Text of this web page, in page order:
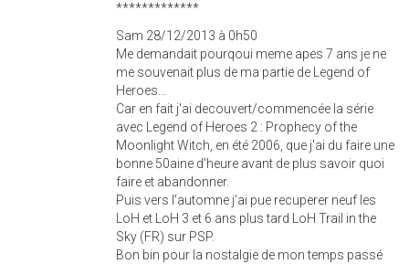
*************
Sam 28/12/2013 à 0h50
Me demandait pourqoui meme apes 7 ans je ne
me souvenait plus de ma partie de Legend of
Heroes...
Car en fait j'ai decouvert/commencée la série
avec Legend of Heroes 2 : Prophecy of the
Moonlight Witch, en été 2006, que j'ai du faire une
bonne 50aine d'heure avant de plus savoir quoi
faire et abandonner.
Puis vers l'automne j'ai pue recuperer neuf les
LoH et LoH 3 et 6 ans plus tard LoH Trail in the
Sky (FR) sur PSP.
Bon bin pour la nostalgie de mon temps passé